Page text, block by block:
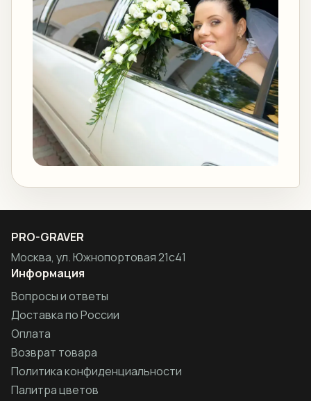
PRO-GRAVER
Москва, ул. Южнопортовая 21с41
Информация
Вопросы и ответы
Доставка по России
Оплата
Возврат товара
Политика конфиденциальности
Палитра цветов